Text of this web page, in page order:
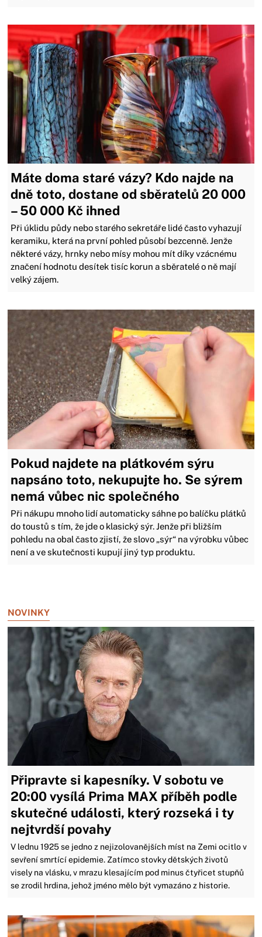
Máte doma staré vázy? Kdo najde na
dně toto, dostane od sběratelů 20 000
– 50 000 Kč ihned
Při úklidu půdy nebo starého sekretáře lidé často vyhazují
keramiku, která na první pohled působí bezcenně. Jenže
některé vázy, hrnky nebo mísy mohou mít díky vzácnému
značení hodnotu desítek tisíc korun a sběratelé o ně mají
velký zájem.
Pokud najdete na plátkovém sýru
napsáno toto, nekupujte ho. Se sýrem
nemá vůbec nic společného
Při nákupu mnoho lidí automaticky sáhne po balíčku plátků
do toustů s tím, že jde o klasický sýr. Jenže při bližším
pohledu na obal často zjistí, že slovo „sýr“ na výrobku vůbec
není a ve skutečnosti kupují jiný typ produktu.
NOVINKY
Připravte si kapesníky. V sobotu ve
20:00 vysílá Prima MAX příběh podle
skutečné události, který rozseká i ty
nejtvrdší povahy
V lednu 1925 se jedno z nejizolovanějších míst na Zemi ocitlo v
sevření smrtící epidemie. Zatímco stovky dětských životů
visely na vlásku, v mrazu klesajícím pod minus čtyřicet stupňů
se zrodil hrdina, jehož jméno mělo být vymazáno z historie.